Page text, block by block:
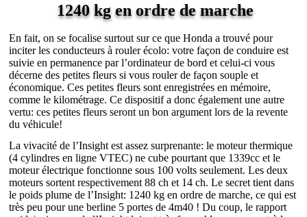
1240 kg en ordre de marche
En fait, on se focalise surtout sur ce que Honda a trouvé pour
inciter les conducteurs à rouler écolo: votre façon de conduire est
suivie en permanence par l’ordinateur de bord et celui-ci vous
décerne des petites fleurs si vous rouler de façon souple et
économique. Ces petites fleurs sont enregistrées en mémoire,
comme le kilométrage. Ce dispositif a donc également une autre
vertu: ces petites fleurs seront un bon argument lors de la revente
du véhicule!
La vivacité de l’Insight est assez surprenante: le moteur thermique
(4 cylindres en ligne VTEC) ne cube pourtant que 1339cc et le
moteur électrique fonctionne sous 100 volts seulement. Les deux
moteurs sortent respectivement 88 ch et 14 ch. Le secret tient dans
le poids plume de l’Insight: 1240 kg en ordre de marche, ce qui est
très peu pour une berline 5 portes de 4m40 ! Du coup, le rapport